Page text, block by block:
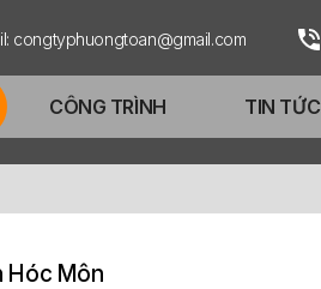
congtyphuongtoan@gmail.com
CÔNG TRÌNH TIN TỨC
Hóc Môn